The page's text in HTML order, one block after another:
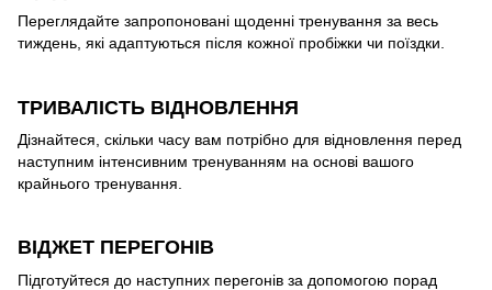
Переглядайте запропоновані щоденні тренування за весь
тиждень, які адаптуються після кожної пробіжки чи поїздки.
ТРИВАЛІСТЬ ВІДНОВЛЕННЯ
Дізнайтеся, скільки часу вам потрібно для відновлення перед
наступним інтенсивним тренуванням на основі вашого
крайнього тренування.
ВІДЖЕТ ПЕРЕГОНІВ
Підготуйтеся до наступних перегонів за допомогою порад